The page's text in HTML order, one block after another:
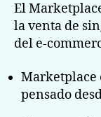
El
la venta de
del e-
Marketplace
pensado